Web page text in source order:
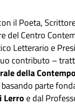
il Poeta,
del Centro
Letterario e
contributo –
della
basando parte
Lerro e dal